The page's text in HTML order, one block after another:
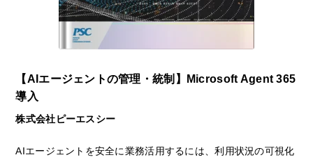
【AIエージェントの管理・統制】Microsoft Agent 365
導入
株式会社ピーエスシー
AIエージェントを安全に業務活用するには、利用状況の可視化